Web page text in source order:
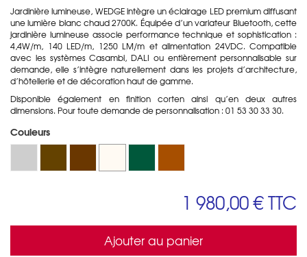
Jardinière lumineuse, WEDGE intègre un éclairage LED premium diffusant
une lumière blanc chaud 2700K. Équipée d’un variateur Bluetooth, cette
jardinière lumineuse associe performance technique et sophistication :
4,4W/m, 140 LED/m, 1250 LM/m et alimentation 24VDC. Compatible
avec les systèmes Casambi, DALI ou entièrement personnalisable sur
demande, elle s’intègre naturellement dans les projets d’architecture,
d’hôtellerie et de décoration haut de gamme.
Disponible également en finition corten ainsi qu’en deux autres
dimensions. Pour toute demande de personnalisation : 01 53 30 33 30.
Couleurs
1 980,00 €TTC
Ajouter au panier